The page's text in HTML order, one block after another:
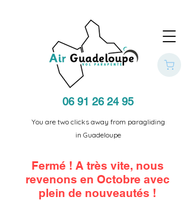
06 91 26 24 95
You are two clicks away from paragliding
in Guadeloupe
Fermé ! A très vite, nous
revenons en Octobre avec
plein de nouveautés !